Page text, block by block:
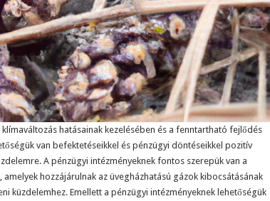
hatásainak kezelésében és a fenntartható fejlődés
van befektetéseikkel és pénzügyi döntéseikkel pozitív
A pénzügyi intézményeknek fontos szerepük van a
hozzájárulnak az üvegházhatású gázok kibocsátásának
küzdelemhez. Emellett a pénzügyi intézményeknek lehetőségük